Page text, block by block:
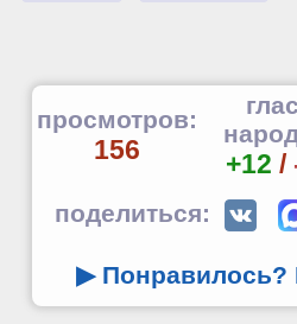
просмотров:
156
глас
+12 /
поделиться:
▶ Понравилось?